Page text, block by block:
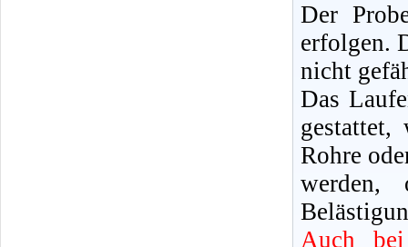
Der
erfolgen.
nicht
Das
gestattet,
Rohre
werden,
Auch